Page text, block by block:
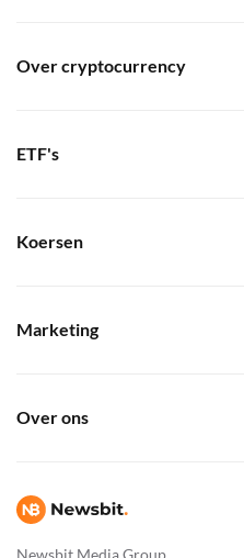
Newsbit Media Group
Over cryptocurrency
ETF's
Koersen
Marketing
Over ons